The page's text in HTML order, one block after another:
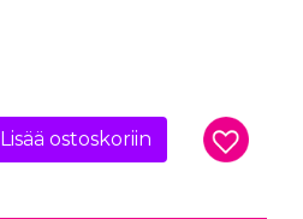
Lisää ostoskoriin